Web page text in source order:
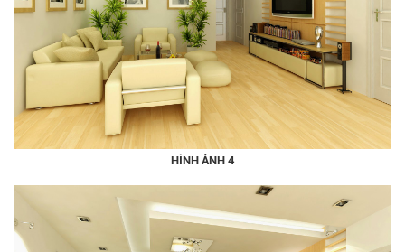
HÌNH ẢNH 4